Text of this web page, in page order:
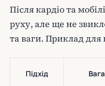
Після кардіо та
руху, але ще не
та ваги. Приклад для
Підхід Вага